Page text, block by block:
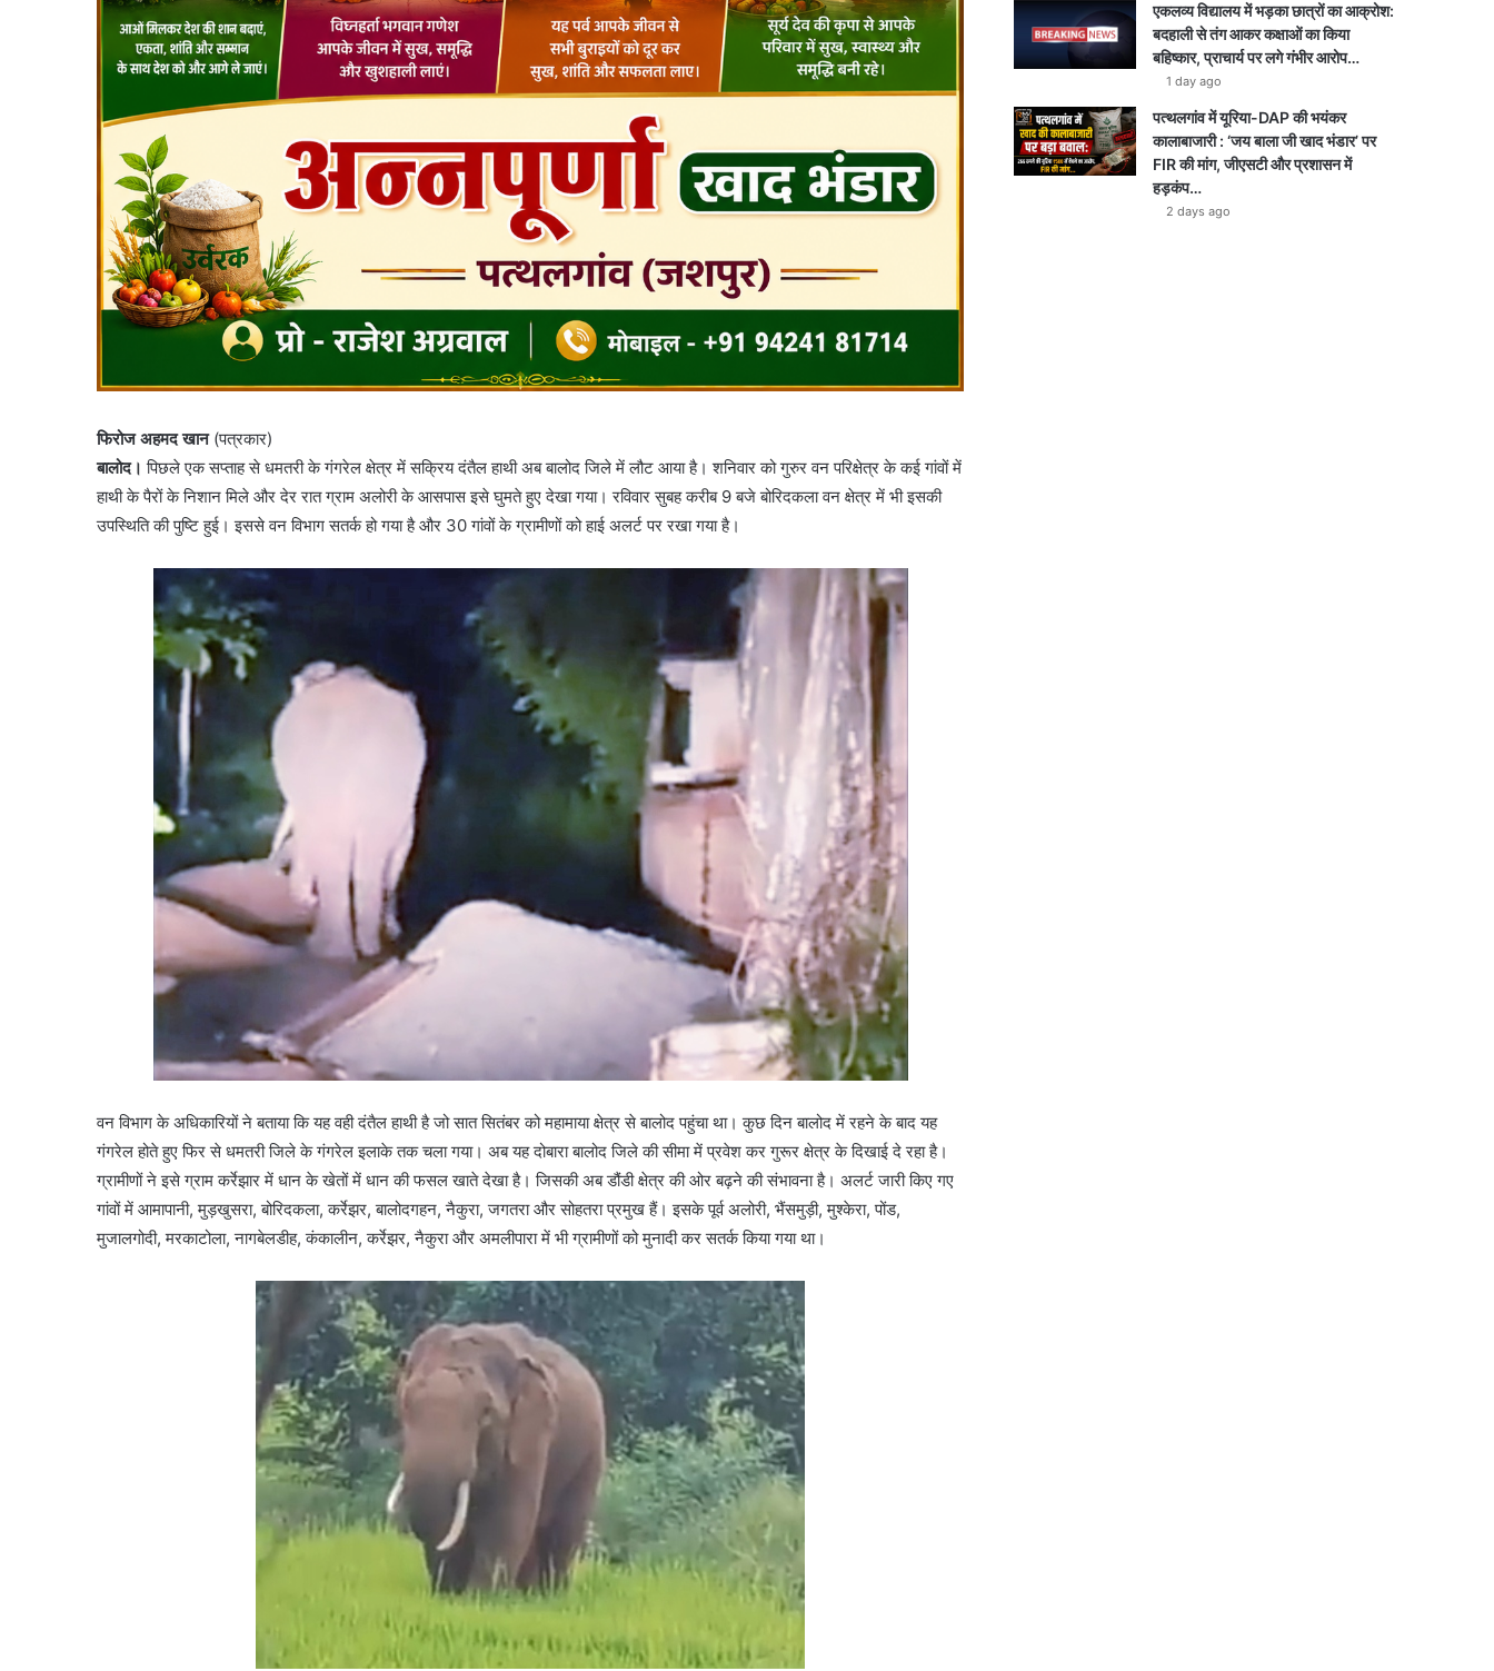
फिरोज अहमद खान(पत्रकार)
बालोद। पिछले एक सप्ताह से धमतरी के गंगरेल क्षेत्र में सक्रिय दंतैल हाथी अब बालोद जिले में लौट आया है। शनिवार को गुरुर वन परिक्षेत्र के कई गांवों में
हाथी के पैरों के निशान मिले और देर रात ग्राम अलोरी के आसपास इसे घुमते हुए देखा गया। रविवार सुबह करीब 9 बजे बोरिदकला वन क्षेत्र में भी इसकी
उपस्थिति की पुष्टि हुई। इससे वन विभाग सतर्क हो गया है और 30 गांवों के ग्रामीणों को हाई अलर्ट पर रखा गया है।
वन विभाग के अधिकारियों ने बताया कि यह वही दंतैल हाथी है जो सात सितंबर को महामाया क्षेत्र से बालोद पहुंचा था। कुछ दिन बालोद में रहने के बाद यह
गंगरेल होते हुए फिर से धमतरी जिले के गंगरेल इलाके तक चला गया। अब यह दोबारा बालोद जिले की सीमा में प्रवेश कर गुरूर क्षेत्र के दिखाई दे रहा है।
ग्रामीणों ने इसे ग्राम कर्रेझार में धान के खेतों में धान की फसल खाते देखा है। जिसकी अब डौंडी क्षेत्र की ओर बढ़ने की संभावना है। अलर्ट जारी किए गए
गांवों में आमापानी, मुड़खुसरा, बोरिदकला, कर्रेझर, बालोदगहन, नैकुरा, जगतरा और सोहतरा प्रमुख हैं। इसके पूर्व अलोरी, भैंसमुड़ी, मुश्केरा, पोंड,
मुजालगोदी, मरकाटोला, नागबेलडीह, कंकालीन, कर्रेझर, नैकुरा और अमलीपारा में भी ग्रामीणों को मुनादी कर सतर्क किया गया था।
एकलव्य विद्यालय में भड़का छात्रों का आक्रोश:
बदहाली से तंग आकर कक्षाओं का किया
बहिष्कार, प्राचार्य पर लगे गंभीर आरोप…
1 day ago
पत्थलगांव में यूरिया-DAP की भयंकर
कालाबाजारी : ‘जय बाला जी खाद भंडार’ पर
FIR की मांग, जीएसटी और प्रशासन में
हड़कंप…
2 days ago